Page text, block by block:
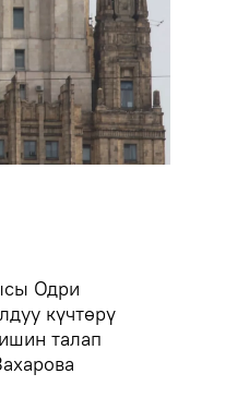
Одри
күчтөрү
талап